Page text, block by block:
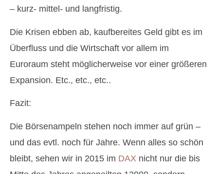
– kurz- mittel- und langfristig.
Die Krisen ebben ab, kaufbereites Geld gibt es im
Überfluss und die Wirtschaft vor allem im
Euroraum steht möglicherweise vor einer größeren
Expansion. Etc., etc., etc..
Fazit:
Die Börsenampeln stehen noch immer auf grün –
und das evtl. noch für Jahre. Wenn alles so schön
bleibt, sehen wir in 2015 im DAX nicht nur die bis